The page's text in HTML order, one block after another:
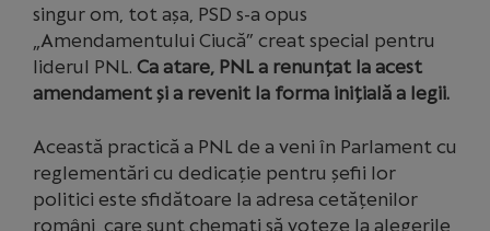
singur om, tot așa, PSD s-a opus
„Amendamentului Ciucă” creat special pentru
liderul PNL. Ca atare, PNL a renunțat la acest
amendament și a revenit la forma inițială a legii.
Această practică a PNL de a veni în Parlament cu
reglementări cu dedicație pentru șefii lor
politici este sfidătoare la adresa cetățenilor
români, care sunt chemați să voteze la alegerile